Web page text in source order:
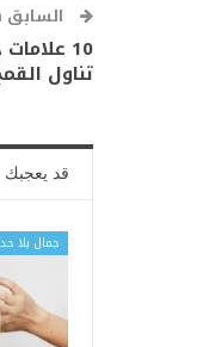
10
تناول
قد يعجبك
جمال بلا